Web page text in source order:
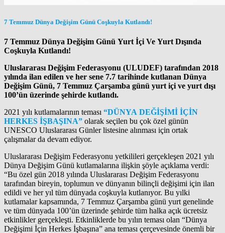
7 Temmuz Dünya Değişim Günü Coşkuyla Kutlandı!
7 Temmuz Dünya Değişim Günü Yurt İçi Ve Yurt Dışında
Coşkuyla Kutlandı!
Uluslararası Değişim Federasyonu (ULUDEF) tarafından 2018
yılında ilan edilen ve her sene 7.7 tarihinde kutlanan Dünya
Değişim Günü, 7 Temmuz Çarşamba günü yurt içi ve yurt dışı
100’ün üzerinde şehirde kutlandı.
2021 yılı kutlamalarının teması “DÜNYA DEĞİŞİMİ İÇİN
HERKES İŞBAŞINA” olarak seçilen bu çok özel günün
UNESCO Uluslararası Günler listesine alınması için ortak
çalışmalar da devam ediyor.
Uluslararası Değişim Federasyonu yetkilileri gerçekleşen 2021 yılı
Dünya Değişim Günü kutlamalarına ilişkin şöyle açıklama verdi:
“Bu özel gün 2018 yılında Uluslararası Değişim Federasyonu
tarafından bireyin, toplumun ve dünyanın bilinçli değişimi için ilan
edildi ve her yıl tüm dünyada coşkuyla kutlanıyor. Bu yılki
kutlamalar kapsamında, 7 Temmuz Çarşamba günü yurt genelinde
ve tüm dünyada 100’ün üzerinde şehirde tüm halka açık ücretsiz
etkinlikler gerçekleşti. Etkinliklerde bu yılın teması olan “Dünya
Değişimi İçin Herkes İşbaşına” ana teması çerçevesinde önemli bir